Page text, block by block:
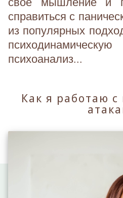
справиться с
из популярных
психоанализ...
Как я работаю